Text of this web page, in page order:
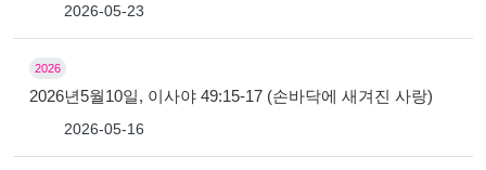
2026-05-23
2026
2026년5월10일, 이사야 49:15-17 (손바닥에 새겨진 사랑)
2026-05-16